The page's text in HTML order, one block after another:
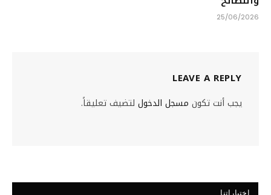
25/06/2026
LEAVE A REPLY
يجب أنت تكون مسجل الدخول لتضيف تعليقاً.